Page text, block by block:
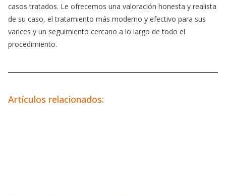
casos tratados. Le ofrecemos una valoración honesta y realista
de su caso, el tratamiento más moderno y efectivo para sus
varices y un seguimiento cercano a lo largo de todo el
procedimiento.
Artículos relacionados: